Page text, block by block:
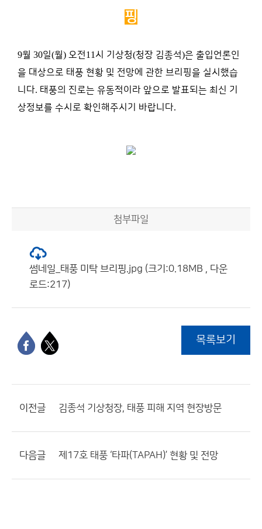
핑
9월 30일(월) 오전11 시 기상청(청장 김종석)은 출입언론인
을 대상으로 태풍 현황 및 전망에 관한 브리핑을 실시했습
니다. 태풍의 진로는 유동적이라 앞으로 발표되는 최신 기
상정보를 수시로 확인해주시기 바랍니다.
첨부파일
썸네일_태풍 미탁 브리핑.jpg (크기:0.18MB , 다운
로드:217)
목록보기
이전글 김종석 기상청장, 태풍 피해 지역 현장방문
다음글 제17호 태풍 ‘타파(TAPAH)’ 현황 및 전망